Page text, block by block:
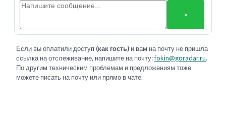
>
Если вы оплатили доступ (как гость) и вам на почту не пришла
ссылка на отслеживание, напишите на почту:fokin@goradar.ru.
По другим техническим проблемам и предложениям тоже
можете писать на почту или прямо в чате.